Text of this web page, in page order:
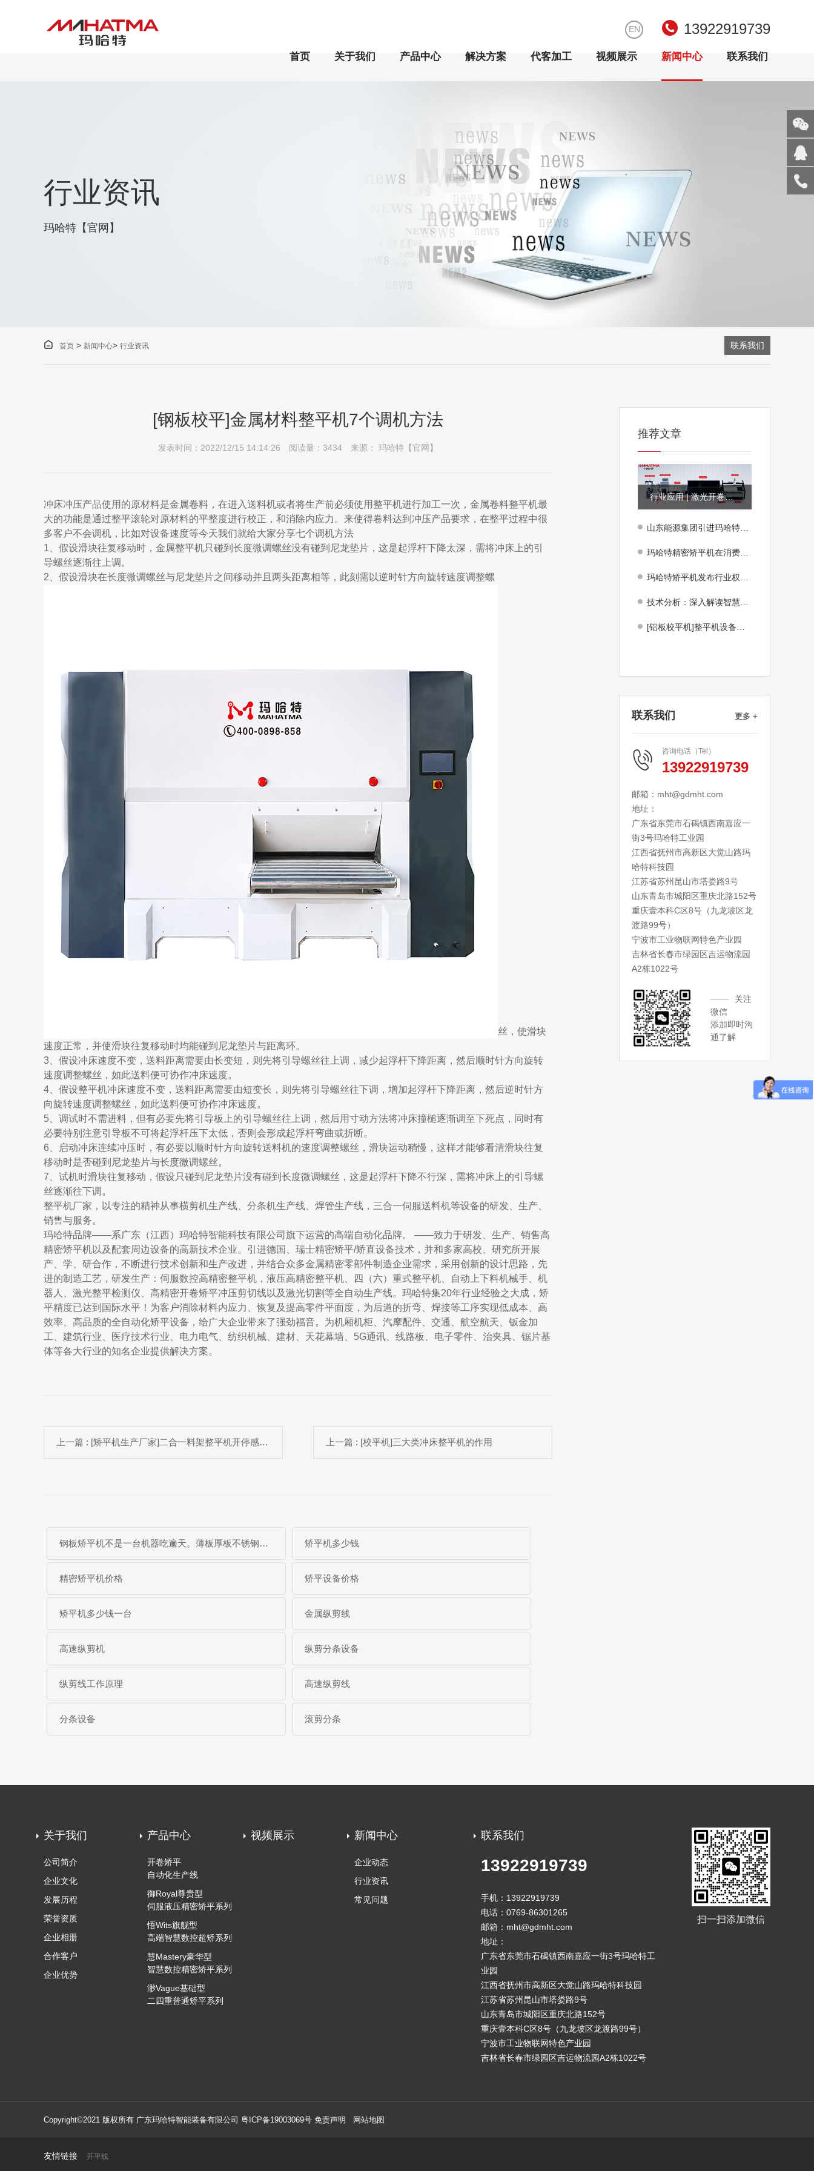
13922919739
EN
首页 关于我们 产品中心 解决方案 代客加工 视频展示 新闻中心 联系我们
行业资讯
玛哈特【官网】
 首页 > 新闻中心> 行业资讯 联系我们
[钢板校平]金属材料整平机7个调机方法
发表时间：2022/12/15 14:14:26 阅读量：3434 来源： 玛哈特【官网】
冲床冲压产品使用的原材料是金属卷料，在进入送料机或者将生产前必须使用整平机进行加工一次，金属卷料整平机最
大的功能是通过整平滚轮对原材料的平整度进行校正，和消除内应力。来使得卷料达到冲压产品要求，在整平过程中很
多客户不会调机，比如对设备速度等今天我们就给大家分享七个调机方法
1、假设滑块往复移动时，金属整平机只碰到长度微调螺丝没有碰到尼龙垫片，这是起浮杆下降太深，需将冲床上的引
导螺丝逐渐往上调。
2、假设滑块在长度微调螺丝与尼龙垫片之间移动并且两头距离相等，此刻需以逆时针方向旋转速度调整螺
丝，使滑块
速度正常，并使滑块往复移动时均能碰到尼龙垫片与距离环。
3、假设冲床速度不变，送料距离需要由长变短，则先将引导螺丝往上调，减少起浮杆下降距离，然后顺时针方向旋转
速度调整螺丝，如此送料便可协作冲床速度。
4、假设整平机冲床速度不变，送料距离需要由短变长，则先将引导螺丝往下调，增加起浮杆下降距离，然后逆时针方
向旋转速度调整螺丝，如此送料便可协作冲床速度。
5、调试时不需进料，但有必要先将引导板上的引导螺丝往上调，然后用寸动方法将冲床撞槌逐渐调至下死点，同时有
必要特别注意引导板不可将起浮杆压下太低，否则会形成起浮杆弯曲或折断。
6、启动冲床连续冲压时，有必要以顺时针方向旋转送料机的速度调整螺丝，滑块运动稍慢，这样才能够看清滑块往复
移动时是否碰到尼龙垫片与长度微调螺丝。
7、试机时滑块往复移动，假设只碰到尼龙垫片没有碰到长度微调螺丝，这是起浮杆下降不行深，需将冲床上的引导螺
丝逐渐往下调。
整平机厂家，以专注的精神从事横剪机生产线、分条机生产线、焊管生产线，三合一伺服送料机等设备的研发、生产、
销售与服务。
玛哈特品牌——系广东（江西）玛哈特智能科技有限公司旗下运营的高端自动化品牌。 ——致力于研发、生产、销售高
精密矫平机以及配套周边设备的高新技术企业。引进德国、瑞士精密矫平/矫直设备技术，并和多家高校、研究所开展
产、学、研合作，不断进行技术创新和生产改进，并结合众多金属精密零部件制造企业需求，采用创新的设计思路，先
进的制造工艺，研发生产：伺服数控高精密整平机，液压高精密整平机、四（六）重式整平机、自动上下料机械手、机
器人、激光整平检测仪、高精密开卷矫平冲压剪切线以及激光切割等全自动生产线。玛哈特集20年行业经验之大成，矫
平精度已达到国际水平！为客户消除材料内应力、恢复及提高零件平面度，为后道的折弯、焊接等工序实现低成本、高
效率、高品质的全自动化矫平设备，给广大企业带来了强劲福音。为机厢机柜、汽摩配件、交通、航空航天、钣金加
工、建筑行业、医疗技术行业、电力电气、纺织机械、建材、天花幕墙、5G通讯、线路板、电子零件、治夹具、锯片基
体等各大行业的知名企业提供解决方案。
上一篇 : [矫平机生产厂家]二合一料架整平机开停感应开关故障解决办法 上一篇 : [校平机]三大类冲床整平机的作用
钢板矫平机不是一台机器吃遍天。薄板厚板不锈钢碳钢板，材料不同矫平方案完全不同。本文从工作原理到选型逻辑，帮你搞清楚什么钢板配什么矫平机 矫平机多少钱
精密矫平机价格 矫平设备价格
矫平机多少钱一台 金属纵剪线
高速纵剪机 纵剪分条设备
纵剪线工作原理 高速纵剪线
分条设备 滚剪分条
推荐文章
行业应用 | 激光开卷落料线，电柜外壳钣金制造的产能怪兽
山东能源集团引进玛哈特液压矫平机，助力能源装备制造再升级！
玛哈特精密矫平机在消费电子制造行业的应用解决方案
玛哈特矫平机发布行业权威《2024智慧超矫技术白皮书》
技术分析：深入解读智慧超矫平技术的关键因素和技术创新
[铝板校平机]整平机设备制造技术优势！
联系我们 更多 +
咨询电话（Tel）
13922919739
邮箱：mht@gdmht.com
地址：
广东省东莞市石碣镇西南嘉应一
街3号玛哈特工业园
江西省抚州市高新区大觉山路玛
哈特科技园
江苏省苏州昆山市塔娄路9号
山东青岛市城阳区重庆北路152号
重庆壹本科C区8号（九龙坡区龙
渡路99号）
宁波市工业物联网特色产业园
吉林省长春市绿园区吉运物流园
A2栋1022号
关注
微信
添加即时沟
通了解
关于我们
公司简介
企业文化
发展历程
荣誉资质
企业相册
合作客户
企业优势
产品中心
开卷矫平
自动化生产线
御Royal尊贵型
伺服液压精密矫平系列
悟Wits旗舰型
高端智慧数控超矫系列
慧Mastery豪华型
智慧数控精密矫平系列
渺Vague基础型
二四重普通矫平系列
视频展示 新闻中心
企业动态
行业资讯
常见问题
扫一扫添加微信
联系我们
13922919739
手机：13922919739
电话：0769-86301265
邮箱：mht@gdmht.com
地址：
广东省东莞市石碣镇西南嘉应一街3号玛哈特工
业园
江西省抚州市高新区大觉山路玛哈特科技园
江苏省苏州昆山市塔娄路9号
山东青岛市城阳区重庆北路152号
重庆壹本科C区8号（九龙坡区龙渡路99号）
宁波市工业物联网特色产业园
吉林省长春市绿园区吉运物流园A2栋1022号
Copyright©2021 版权所有 广东玛哈特智能装备有限公司 粤ICP备19003069号 免责声明 网站地图
友情链接 开平线
关注
微信
在线
客服